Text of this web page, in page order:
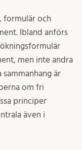
formulär och
Ibland anförs
men inte andra
är
om fri
principer
även i